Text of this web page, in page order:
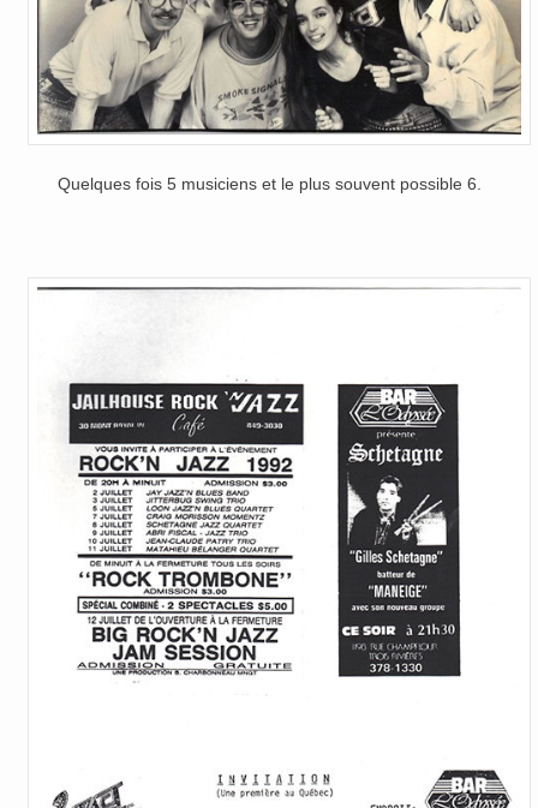
Quelques fois 5 musiciens et le plus souvent possible 6.